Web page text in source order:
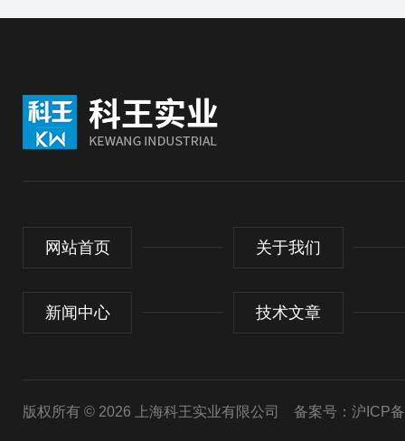
网站首页 关于我们
新闻中心 技术文章
版权所有 © 2026 上海科王实业有限公司 备案号：沪ICP